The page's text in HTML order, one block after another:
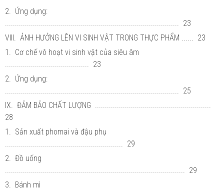
2. Ứng dụng:
....................................................................................... 23
VIII. ẢNH HƯỞNG LÊN VI SINH VẬT TRONG THỰC PHẨM ...... 23
1. Cơ chế vô hoạt vi sinh vật của siêu âm
.......................................... 23
2. Ứng dụng:
....................................................................................... 25
IX. ĐẢM BẢO CHẤT LƯỢNG ..........................................................
28
1. Sản xuất phomai và đậu phụ
........................................................... 29
2. Đồ uống
.......................................................................................... 29
3. Bánh mì